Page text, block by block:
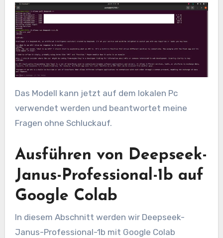
Das Modell kann jetzt auf dem lokalen Pc
verwendet werden und beantwortet meine
Fragen ohne Schluckauf.
Ausführen von Deepseek-
Janus-Professional-1b auf
Google Colab
In diesem Abschnitt werden wir Deepseek-
Janus-Professional-1b mit Google Colab